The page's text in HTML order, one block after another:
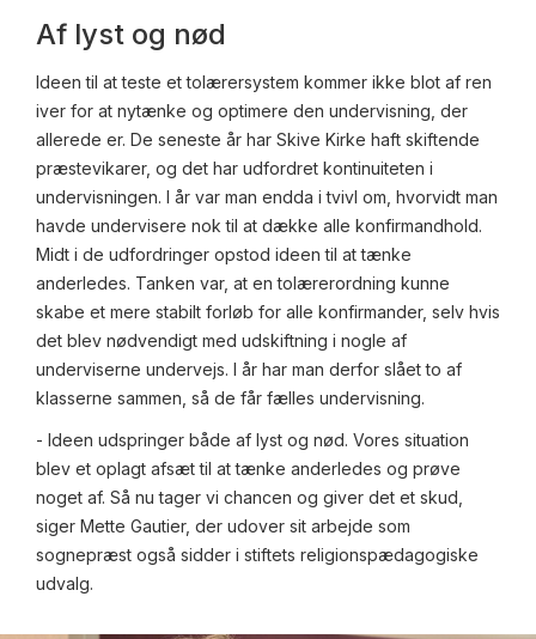
Af lyst og nød
Ideen til at teste et tolærersystem kommer ikke blot af ren
iver for at nytænke og optimere den undervisning, der
allerede er. De seneste år har Skive Kirke haft skiftende
præstevikarer, og det har udfordret kontinuiteten i
undervisningen. I år var man endda i tvivl om, hvorvidt man
havde undervisere nok til at dække alle konfirmandhold.
Midt i de udfordringer opstod ideen til at tænke
anderledes. Tanken var, at en tolærerordning kunne
skabe et mere stabilt forløb for alle konfirmander, selv hvis
det blev nødvendigt med udskiftning i nogle af
underviserne undervejs. I år har man derfor slået to af
klasserne sammen, så de får fælles undervisning.
- Ideen udspringer både af lyst og nød. Vores situation
blev et oplagt afsæt til at tænke anderledes og prøve
noget af. Så nu tager vi chancen og giver det et skud,
siger Mette Gautier, der udover sit arbejde som
sognepræst også sidder i stiftets religionspædagogiske
udvalg.